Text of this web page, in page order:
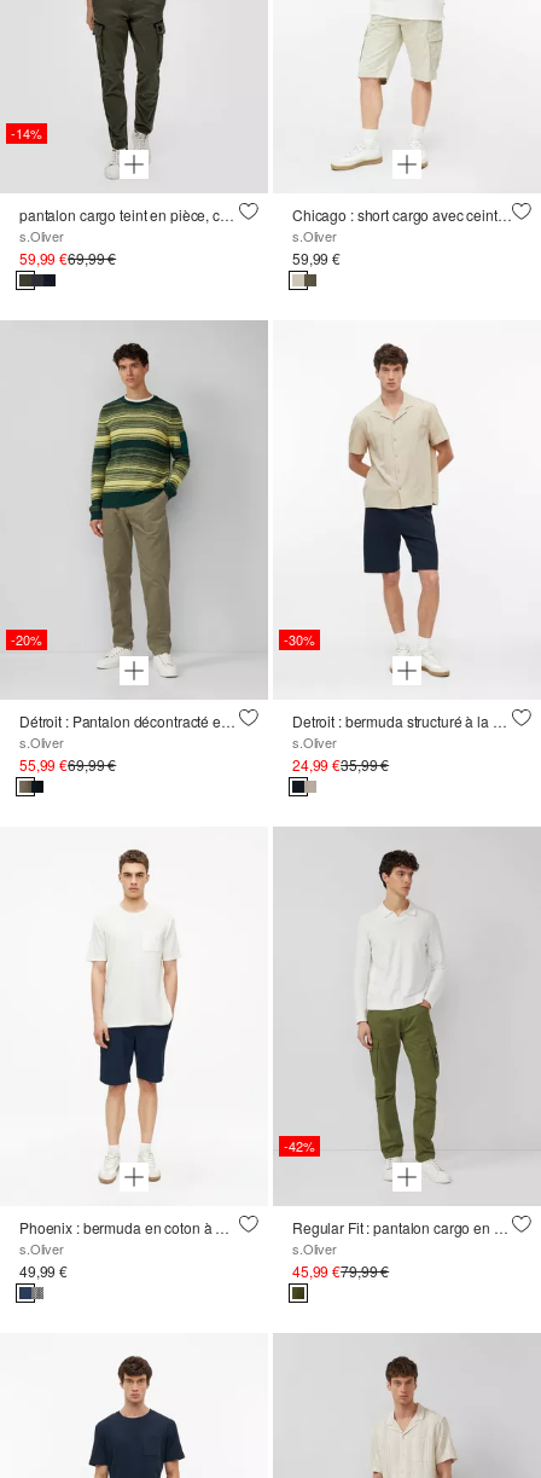
-14%
pantalon cargo teint en pièce, coupe Straight Leg
s.Oliver
59,99 €69,99 €
Chicago : short cargo avec ceinture confortable en coton stretch
s.Oliver
59,99 €
-20%
Détroit : Pantalon décontracté en velours côtelé avec cordon de serrage
s.Oliver
55,99 €69,99 €
-30%
Detroit : bermuda structuré à la coupe décontractée
s.Oliver
24,99 €35,99 €
Phoenix : bermuda en coton à motifs fins
s.Oliver
49,99 €
-42%
Regular Fit : pantalon cargo en coton mélangé avec jambe droite
s.Oliver
45,99 €79,99 €